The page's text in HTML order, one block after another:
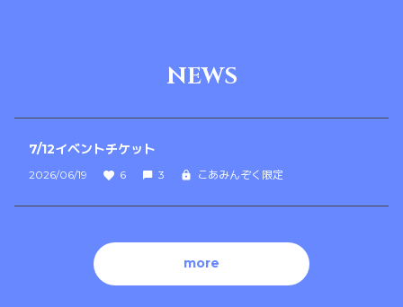
NEWS
7/12イベントチケット
2026/06/19 6 3 こあみんぞく限定
more